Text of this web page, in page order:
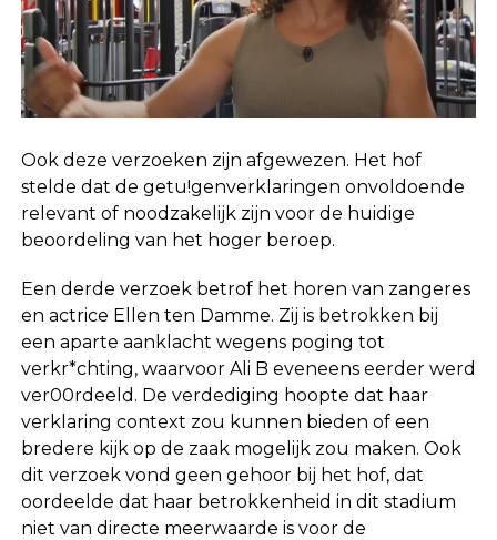
Ook deze verzoeken zijn afgewezen. Het hof
stelde dat de getu!genverklaringen onvoldoende
relevant of noodzakelijk zijn voor de huidige
beoordeling van het hoger beroep.
Een derde verzoek betrof het horen van zangeres
en actrice Ellen ten Damme. Zij is betrokken bij
een aparte aanklacht wegens poging tot
verkr*chting, waarvoor Ali B eveneens eerder werd
ver00rdeeld. De verdediging hoopte dat haar
verklaring context zou kunnen bieden of een
bredere kijk op de zaak mogelijk zou maken. Ook
dit verzoek vond geen gehoor bij het hof, dat
oordeelde dat haar betrokkenheid in dit stadium
niet van directe meerwaarde is voor de